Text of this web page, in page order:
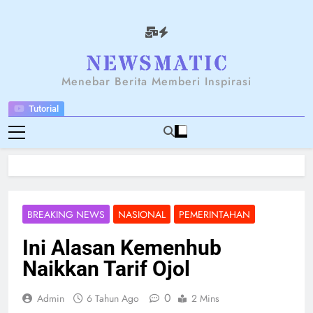
Tutorial
NEWSANTARA
Menebar Berita Memberi Inspirasi
BREAKING NEWS NASIONAL PEMERINTAHAN
Ini Alasan Kemenhub
Naikkan Tarif Ojol
Admin 6 Tahun Ago 0 2 Mins